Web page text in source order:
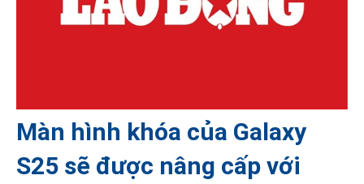
Màn hình khóa của Galaxy
S25 sẽ được nâng cấp với